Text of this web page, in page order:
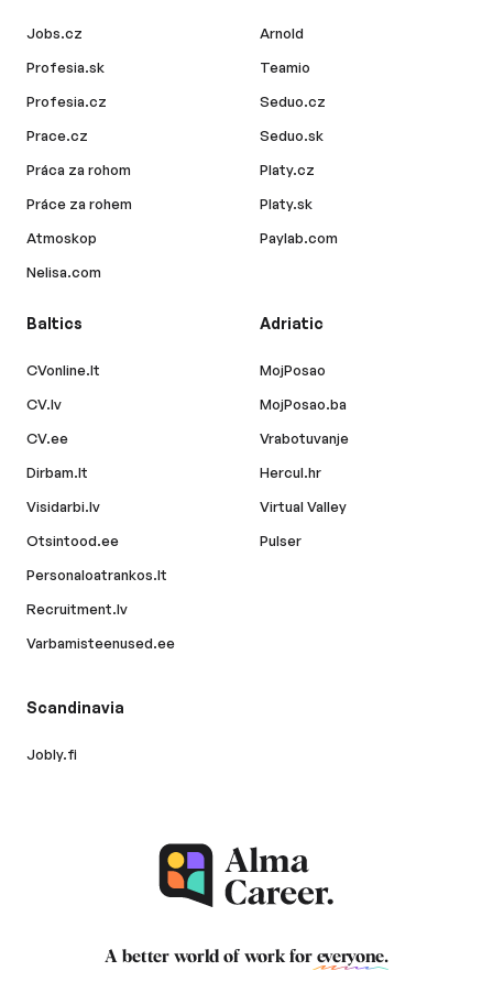
Jobs.cz
Profesia.sk
Profesia.cz
Prace.cz
Práca za rohom
Práce za rohem
Atmoskop
Nelisa.com
Arnold
Teamio
Seduo.cz
Seduo.sk
Platy.cz
Platy.sk
Paylab.com
Baltics
CVonline.lt
CV.lv
CV.ee
Dirbam.lt
Visidarbi.lv
Otsintood.ee
Personaloatrankos.lt
Recruitment.lv
Varbamisteenused.ee
Adriatic
MojPosao
MojPosao.ba
Vrabotuvanje
Hercul.hr
Virtual Valley
Pulser
Scandinavia
Jobly.fi
A better world of work for everyone.